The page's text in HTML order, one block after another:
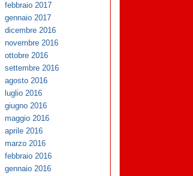
febbraio 2017
gennaio 2017
dicembre 2016
novembre 2016
ottobre 2016
settembre 2016
agosto 2016
luglio 2016
giugno 2016
maggio 2016
aprile 2016
marzo 2016
febbraio 2016
gennaio 2016